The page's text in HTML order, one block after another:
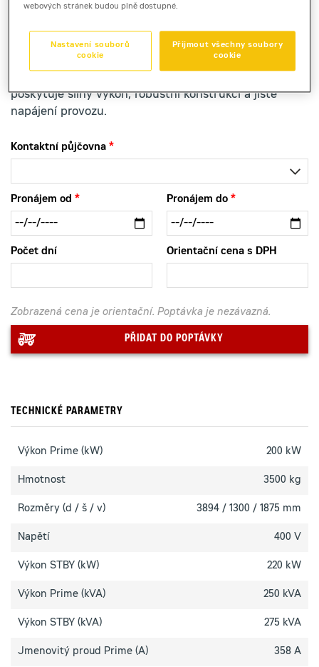
poskytuje silný výkon, robustní konstrukci a jisté
napájení provozu.
Kontaktní půjčovna
Pronájem od Pronájem do
Počet dní Orientační cena s DPH
Zobrazená cena je orientační. Poptávka je nezávazná.
PŘIDAT DO POPTÁVKY
TECHNICKÉ PARAMETRY
Výkon Prime (kW) 200 kW
Hmotnost 3500 kg
Rozměry (d / š / v) 3894 / 1300 / 1875 mm
Napětí 400 V
Výkon STBY (kW) 220 kW
Výkon Prime (kVA) 250 kVA
Výkon STBY (kVA) 275 kVA
Jmenovitý proud Prime (A) 358 A
webových stránek budou plně dostupné.
Přijmout všechny soubory
cookie
Nastavení souborů
cookie